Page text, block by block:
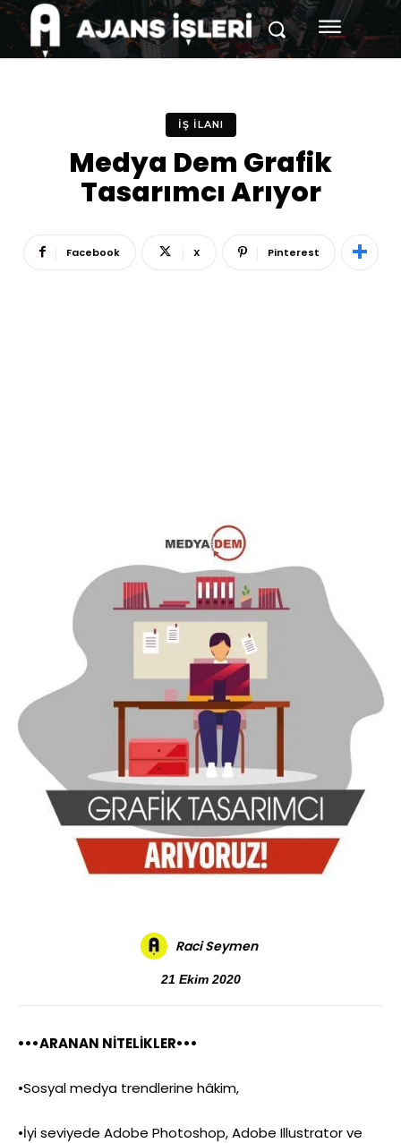
İŞ İLANI
Medya Dem Grafik
Tasarımcı Arıyor
Facebook X Pinterest
Raci Seymen
21 Ekim 2020
•••ARANAN NİTELİKLER•••
•Sosyal medya trendlerine hâkim,
•İyi seviyede Adobe Photoshop, Adobe Illustrator ve